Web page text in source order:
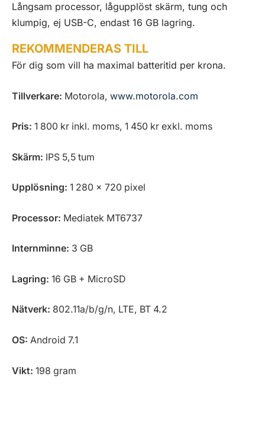
Långsam processor, lågupplöst skärm, tung och
klumpig, ej USB-C, endast 16 GB lagring.
REKOMMENDERAS TILL
För dig som vill ha maximal batteritid per krona.
Tillverkare: Motorola, www.motorola.com
Pris: 1 800 kr inkl. moms, 1 450 kr exkl. moms
Skärm: IPS 5,5 tum
Upplösning: 1 280 x 720 pixel
Processor: Mediatek MT6737
Internminne: 3 GB
Lagring: 16 GB + MicroSD
Nätverk: 802.11a/b/g/n, LTE, BT 4.2
OS: Android 7.1
Vikt: 198 gram